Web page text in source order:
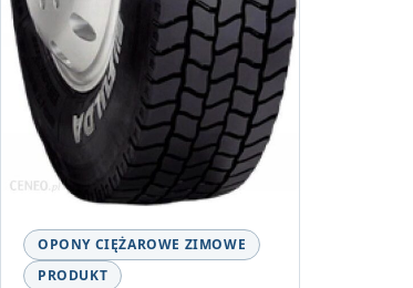
OPONY CIĘŻAROWE ZIMOWE
PRODUKT